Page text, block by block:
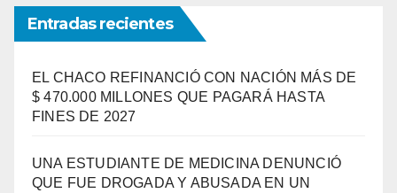
Entradas recientes
EL CHACO REFINANCIÓ CON NACIÓN MÁS DE
$ 470.000 MILLONES QUE PAGARÁ HASTA
FINES DE 2027
UNA ESTUDIANTE DE MEDICINA DENUNCIÓ
QUE FUE DROGADA Y ABUSADA EN UN